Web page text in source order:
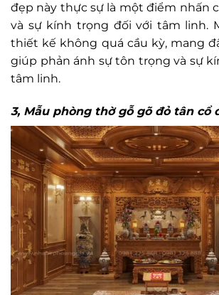
đẹp này thực sự là một điểm nhấn
và sự kính trọng đối với tâm linh.
thiết kế không quá cầu kỳ, mang
giúp phản ánh sự tôn trọng và sự
tâm linh.
3, Mẫu phòng thờ gỗ gõ đỏ tân cổ